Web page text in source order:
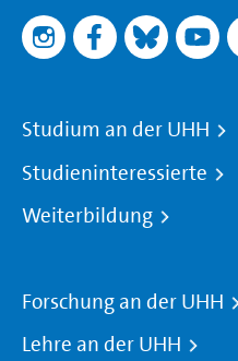
Studium an der UHH
Studieninteressierte
Weiterbildung
Forschung an der UHH
Lehre an der UHH